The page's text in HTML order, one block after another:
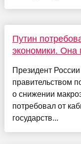
Путин
экономики. Она
Президент
правительством
о снижении
потребовал от
государств...